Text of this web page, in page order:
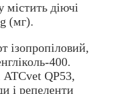
діючі
(мг).
ізопропіловий,
400.
ATCvet QP53,
і репеленти